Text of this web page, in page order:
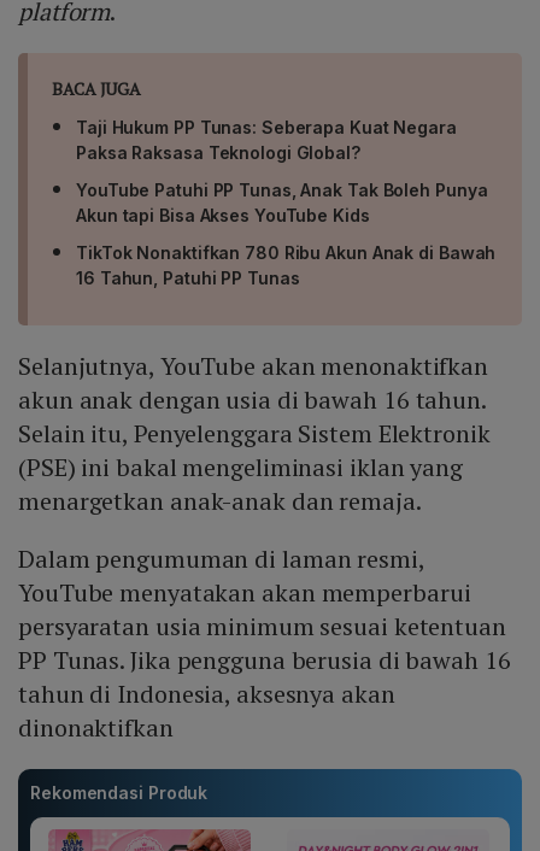
platform.
BACA JUGA
Taji Hukum PP Tunas: Seberapa Kuat Negara
Paksa Raksasa Teknologi Global?
YouTube Patuhi PP Tunas, Anak Tak Boleh Punya
Akun tapi Bisa Akses YouTube Kids
TikTok Nonaktifkan 780 Ribu Akun Anak di Bawah
16 Tahun, Patuhi PP Tunas
Selanjutnya, YouTube akan menonaktifkan
akun anak dengan usia di bawah 16 tahun.
Selain itu, Penyelenggara Sistem Elektronik
(PSE) ini bakal mengeliminasi iklan yang
menargetkan anak-anak dan remaja.
Dalam pengumuman di laman resmi,
YouTube menyatakan akan memperbarui
persyaratan usia minimum sesuai ketentuan
PP Tunas. Jika pengguna berusia di bawah 16
tahun di Indonesia, aksesnya akan
dinonaktifkan
Rekomendasi Produk